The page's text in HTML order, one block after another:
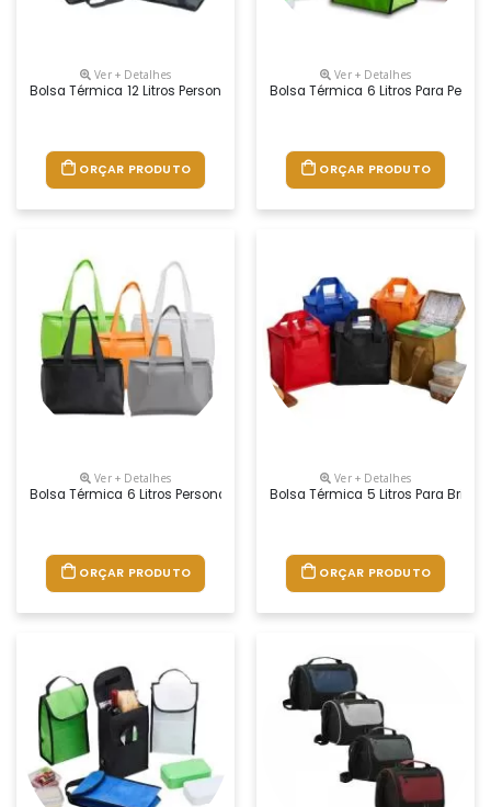
Ver + Detalhes
Bolsa Térmica 12 Litros Personalizada
ORÇAR PRODUTO
Ver + Detalhes
Bolsa Térmica 6 Litros Para
ORÇAR PRODUTO
Ver + Detalhes
Bolsa Térmica 6 Litros Personalizada
ORÇAR PRODUTO
Ver + Detalhes
Bolsa Térmica 5 Litros Para
ORÇAR PRODUTO